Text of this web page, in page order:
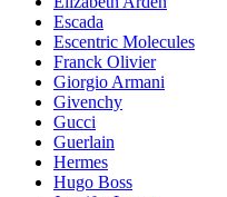
Escada
Escentric Molecules
Franck Olivier
Giorgio Armani
Givenchy
Gucci
Guerlain
Hermes
Hugo Boss